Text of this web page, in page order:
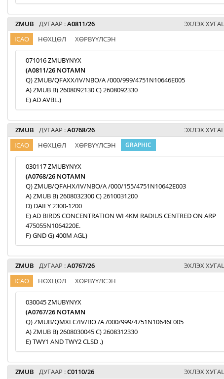
ZMUB ДУГААР :A0811/26 ЭХЛЭХ
ICAO НӨХЦӨЛ ХӨРВҮҮЛСЭН
071016 ZMUBYNYX
(A0811/26 NOTAMN
Q) ZMUB/QFAXX/IV/NBO/A /000/999/4751N10646E005
A) ZMUB B) 2608092130 C) 2608092330
E) AD AVBL.)
ZMUB ДУГААР :A0768/26 ЭХЛЭХ
ICAO НӨХЦӨЛ ХӨРВҮҮЛСЭН GRAPHIC
030117 ZMUBYNYX
(A0768/26 NOTAMN
Q) ZMUB/QFAHX/IV/NBO/A /000/155/4751N10642E003
A) ZMUB B) 2608032300 C) 2610031200
D) DAILY 2300-1200
E) AD BIRDS CONCENTRATION WI 4KM RADIUS CENTRED ON ARP
475055N1064220E.
F) GND G) 400M AGL)
ZMUB ДУГААР :A0767/26 ЭХЛЭХ
ICAO НӨХЦӨЛ ХӨРВҮҮЛСЭН
030045 ZMUBYNYX
(A0767/26 NOTAMN
Q) ZMUB/QMXLC/IV/BO /A /000/999/4751N10646E005
A) ZMUB B) 2608030045 C) 2608312330
E) TWY1 AND TWY2 CLSD .)
ZMUB ДУГААР :C0110/26 ЭХЛЭХ